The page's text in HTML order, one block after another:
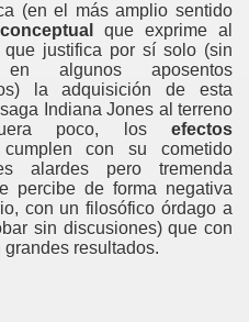
(en el más amplio sentido
que exprime al
justifica por sí solo (sin
algunos aposentos
la adquisición de esta
Indiana Jones al terreno
poco, los efectos
con su cometido
alardes pero tremenda
percibe de forma negativa
con un filosófico órdago a
sin discusiones) que con
resultados.